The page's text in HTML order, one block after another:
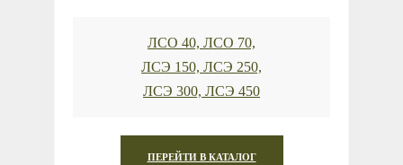
ЛСО 40, ЛСО 70,
ЛСЭ 150, ЛСЭ 250,
ЛСЭ 300, ЛСЭ 450
ПЕРЕЙТИ В КАТАЛОГ